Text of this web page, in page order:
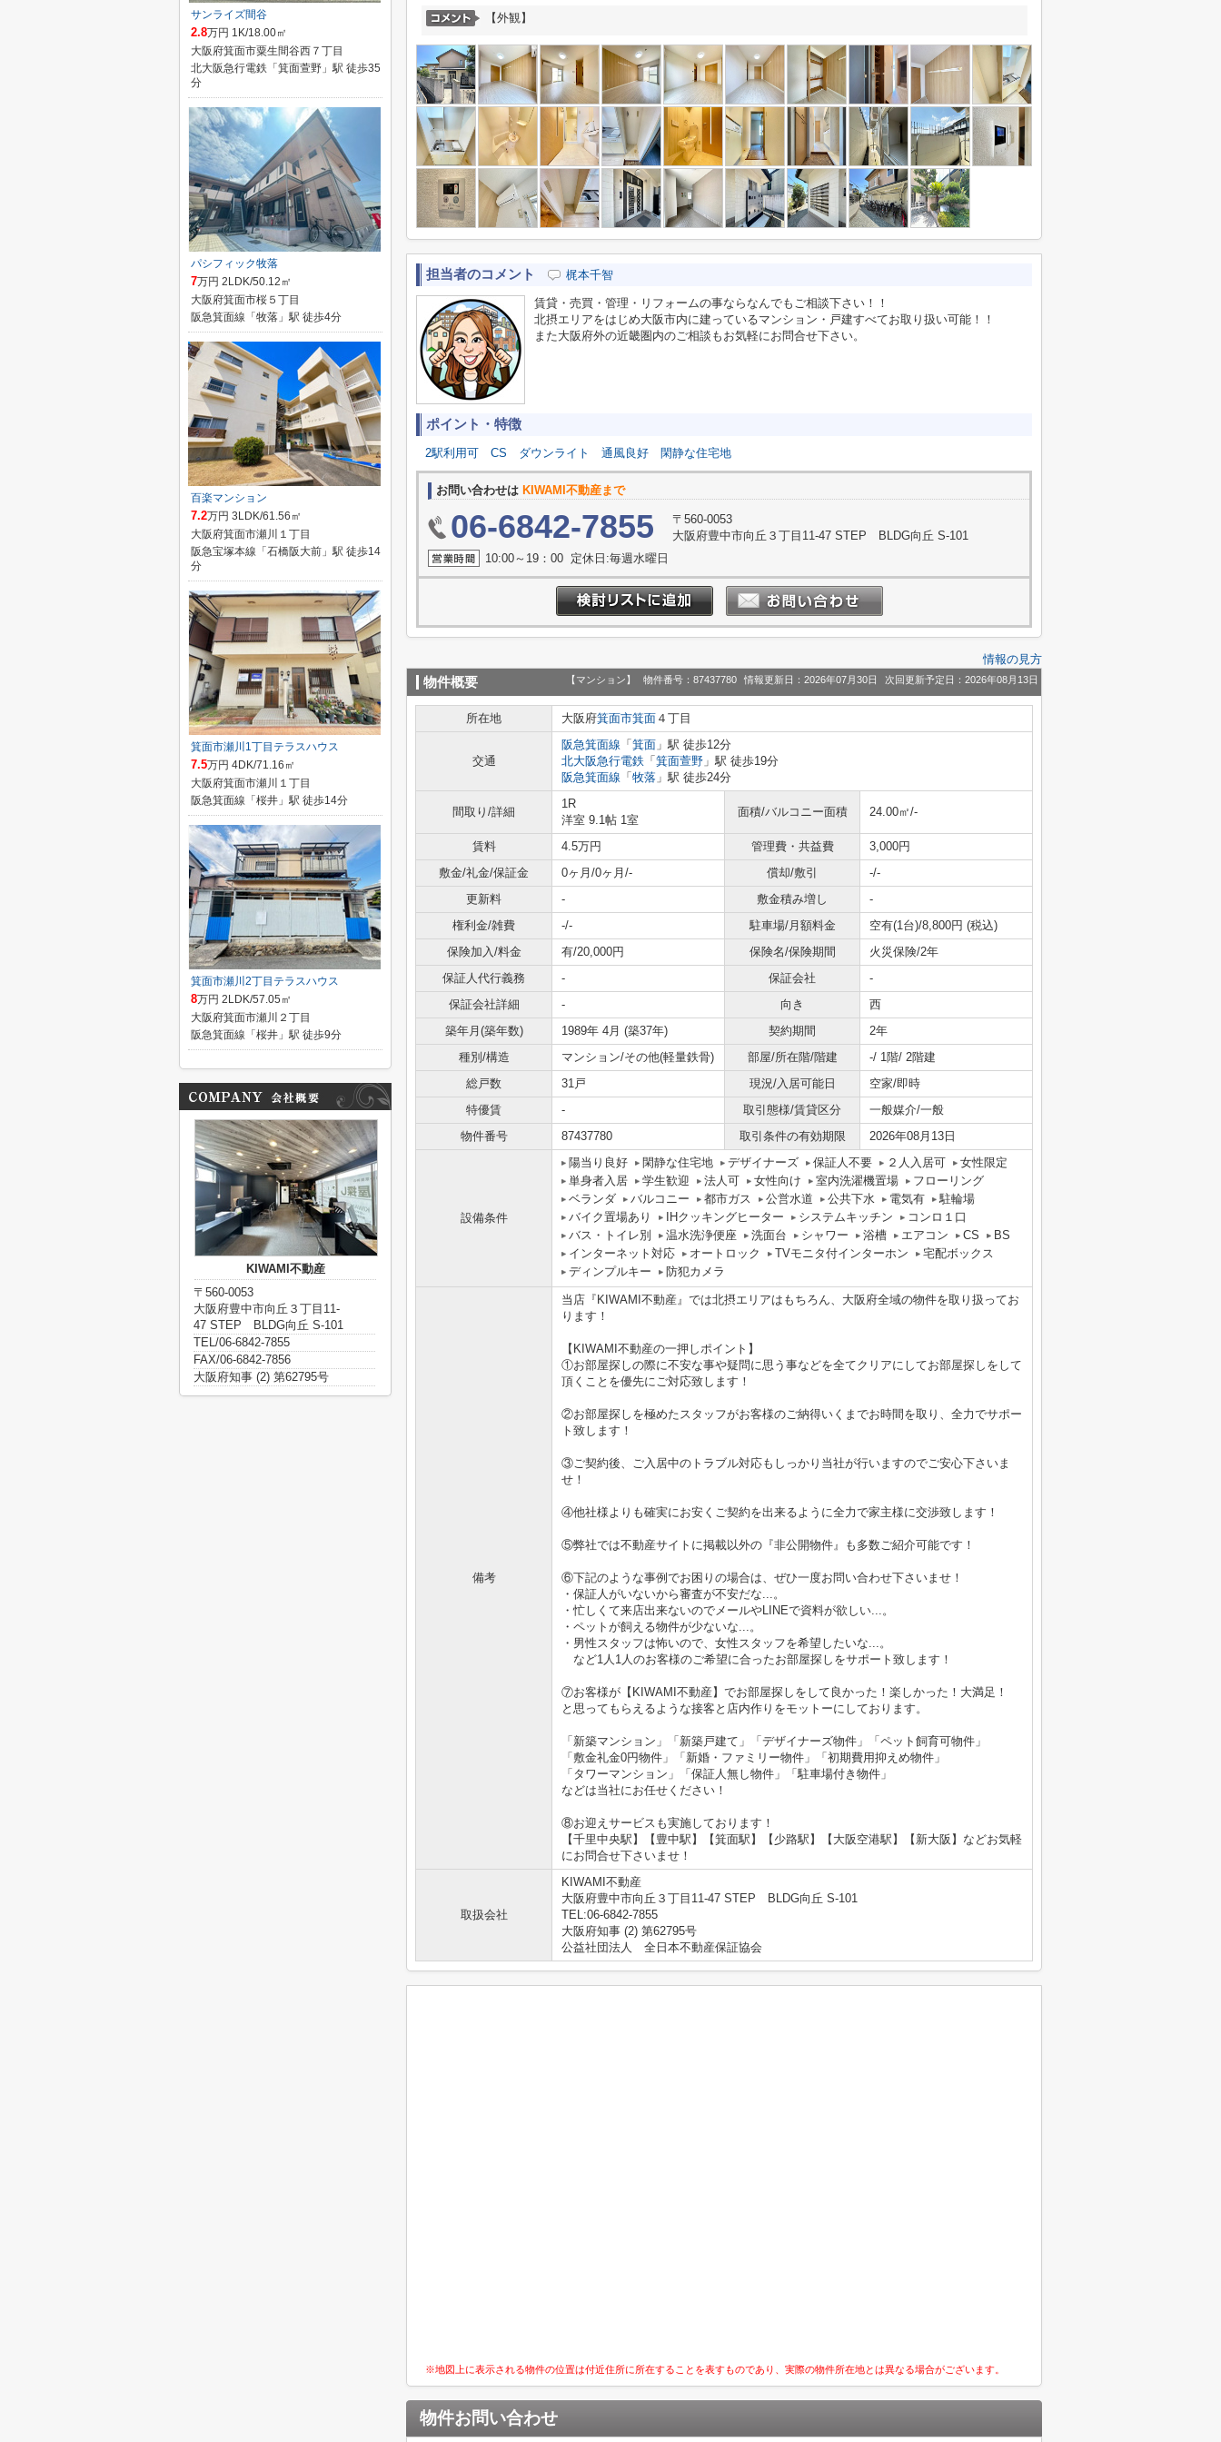
【外観】
担当者のコメント 梶本千智
賃貸・売買・管理・リフォームの事ならなんでもご相談下さい！！
北摂エリアをはじめ大阪市内に建っているマンション・戸建すべてお取り扱い可能！！
また大阪府外の近畿圏内のご相談もお気軽にお問合せ下さい。
ポイント・特徴
2駅利用可 CS ダウンライト 通風良好 閑静な住宅地
お問い合わせは KIWAMI不動産まで
06-6842-7855
〒560-0053
大阪府豊中市向丘３丁目11-47 STEP BLDG向丘 S-101
10:00～19：00 定休日:毎週水曜日
情報の見方
物件概要 【マンション】 物件番号：87437780 情報更新日：2026年07月30日 次回更新予定日：2026年08月13日
所在地 大阪府箕面市箕面 ４丁目
交通
阪急箕面線 「 箕面 」駅 徒歩12分
北大阪急行電鉄 「 箕面萱野 」駅 徒歩19分
阪急箕面線 「 牧落 」駅 徒歩24分
間取り/詳細
1R
洋室 9.1帖 1室
面積/バルコニー面積 24.00㎡/-
賃料 4.5万円 管理費・共益費
3,000円
敷金/礼金/保証金
0ヶ月/0ヶ月/- 償却/敷引
-/-
更新料
- 敷金積み増し
-
権利金/雑費
-/- 駐車場/月額料金
空有(1台)/8,800円 (税込)
保険加入/料金
有/20,000円 保険名/保険期間
火災保険/2年
保証人代行義務
- 保証会社
-
保証会社詳細
- 向き
西
築年月(築年数)
1989年 4月 (築37年) 契約期間
2年
種別/構造
マンション/その他(軽量鉄骨) 部屋/所在階/階建
-/ 1階/ 2階建
総戸数
31戸 現況/入居可能日
空家/即時
特優賃
- 取引態様/賃貸区分
一般媒介/一般
物件番号
87437780 取引条件の有効期限 2026年08月13日
設備条件
陽当り良好 閑静な住宅地 デザイナーズ 保証人不要 ２人入居可
女性限定
単身者入居
学生歓迎 法人可 女性向け 室内洗濯機置場
フローリング
ベランダ
バルコニー 都市ガス 公営水道 公共下水 電気有
駐輪場
バイク置場あり
IHクッキングヒーター システムキッチン
コンロ１口
バス・トイレ別
温水洗浄便座 洗面台 シャワー 浴槽 エアコン CS
BS
インターネット対応
オートロック TVモニタ付インターホン
宅配ボックス
ディンプルキー
防犯カメラ
備考
当店『KIWAMI不動産』では北摂エリアはもちろん、大阪府全域の物件を取り扱ってお
ります！
【KIWAMI不動産の一押しポイント】
①お部屋探しの際に不安な事や疑問に思う事などを全てクリアにしてお部屋探しをして
頂くことを優先にご対応致します！
②お部屋探しを極めたスタッフがお客様のご納得いくまでお時間を取り、全力でサポー
ト致します！
③ご契約後、ご入居中のトラブル対応もしっかり当社が行いますのでご安心下さいま
せ！
④他社様よりも確実にお安くご契約を出来るように全力で家主様に交渉致します！
⑤弊社では不動産サイトに掲載以外の『非公開物件』も多数ご紹介可能です！
⑥下記のような事例でお困りの場合は、ぜひ一度お問い合わせ下さいませ！
・保証人がいないから審査が不安だな...。
・忙しくて来店出来ないのでメールやLINEで資料が欲しい...。
・ペットが飼える物件が少ないな...。
・男性スタッフは怖いので、女性スタッフを希望したいな...。
など1人1人のお客様のご希望に合ったお部屋探しをサポート致します！
⑦お客様が【KIWAMI不動産】でお部屋探しをして良かった！楽しかった！大満足！
と思ってもらえるような接客と店内作りをモットーにしております。
「新築マンション」「新築戸建て」「デザイナーズ物件」「ペット飼育可物件」
「敷金礼金0円物件」「新婚・ファミリー物件」「初期費用抑えめ物件」
「タワーマンション」「保証人無し物件」「駐車場付き物件」
などは当社にお任せください！
⑧お迎えサービスも実施しております！
【千里中央駅】【豊中駅】【箕面駅】【少路駅】【大阪空港駅】【新大阪】などお気軽
にお問合せ下さいませ！
取扱会社
KIWAMI不動産
大阪府豊中市向丘３丁目11-47 STEP BLDG向丘 S-101
TEL:06-6842-7855
大阪府知事 (2) 第62795号
公益社団法人 全日本不動産保証協会
※地図上に表示される物件の位置は付近住所に所在することを表すものであり、実際の物件所在地とは異なる場合がございます。
物件お問い合わせ
サンライズ間谷
2.8万円 1K/18.00㎡
大阪府箕面市粟生間谷西７丁目
北大阪急行電鉄「箕面萱野」駅 徒歩35
分
パシフィック牧落
7万円 2LDK/50.12㎡
大阪府箕面市桜５丁目
阪急箕面線「牧落」駅 徒歩4分
百楽マンション
7.2万円 3LDK/61.56㎡
大阪府箕面市瀬川１丁目
阪急宝塚本線「石橋阪大前」駅 徒歩14
分
箕面市瀬川1丁目テラスハウス
7.5万円 4DK/71.16㎡
大阪府箕面市瀬川１丁目
阪急箕面線「桜井」駅 徒歩14分
箕面市瀬川2丁目テラスハウス
8万円 2LDK/57.05㎡
大阪府箕面市瀬川２丁目
阪急箕面線「桜井」駅 徒歩9分
KIWAMI不動産
〒560-0053
大阪府豊中市向丘３丁目11-
47 STEP BLDG向丘 S-101
TEL/06-6842-7855
FAX/06-6842-7856
大阪府知事 (2) 第62795号